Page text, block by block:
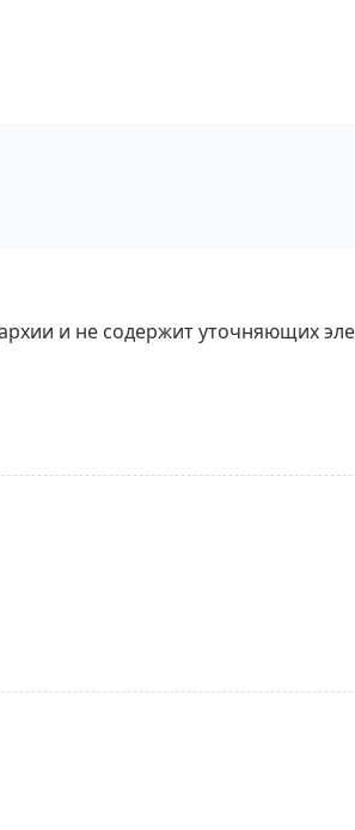
и не содержит уточняющих